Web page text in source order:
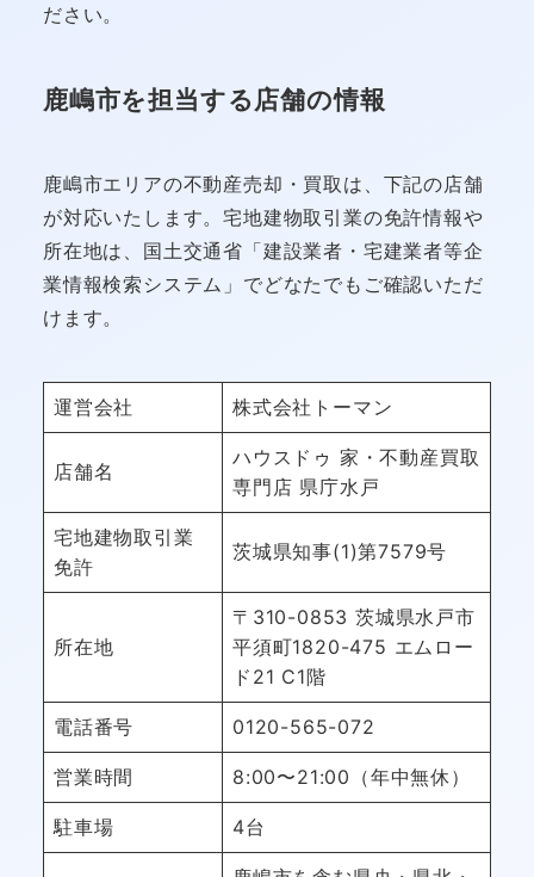
ださい。
鹿嶋市を担当する店舗の情報
鹿嶋市エリアの不動産売却・買取は、下記の店舗
が対応いたします。宅地建物取引業の免許情報や
所在地は、国土交通省「建設業者・宅建業者等企
業情報検索システム」でどなたでもご確認いただ
けます。
運営会社 株式会社トーマン
店舗名
ハウスドゥ 家・不動産買取
専門店 県庁水戸
宅地建物取引業
免許
茨城県知事(1)第7579号
所在地
〒310-0853 茨城県水戸市
平須町1820-475 エムロー
ド21 C1階
電話番号 0120-565-072
営業時間 8:00〜21:00（年中無休）
駐車場 4台